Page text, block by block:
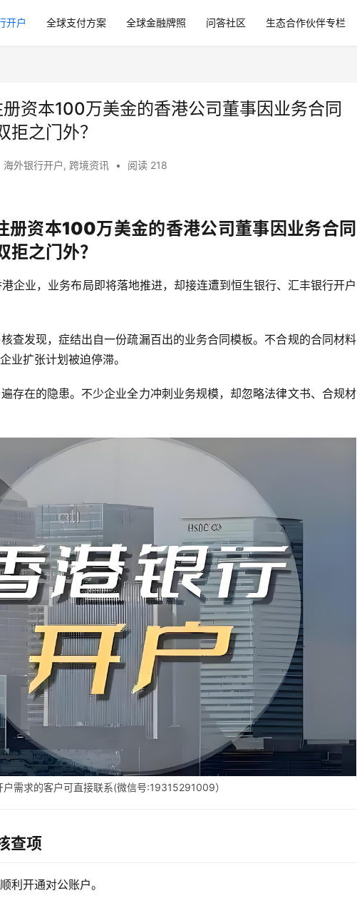
开户 全球支付方案 全球金融牌照 问答社区 生态合作伙伴专栏
资本100万美金的香港公司董事因业务合同
之门外？
海外银行开户, 跨境资讯 • 阅读 218
资本100万美金的香港公司董事因业务合同
之门外？
港企业，业务布局即将落地推进，却接连遭到恒生银行、汇丰银行开户
查发现，症结出自一份疏漏百出的业务合同模板。不合规的合同材料
业扩张计划被迫停滞。
存在的隐患。不少企业全力冲刺业务规模，却忽略法律文书、合规材
需求的客户可直接联系(微信号:19315291009）
查项
利开通对公账户。